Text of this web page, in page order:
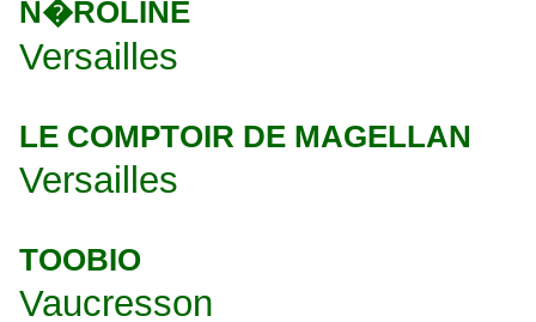
N�ROLINE
Versailles
LE COMPTOIR DE MAGELLAN
Versailles
TOOBIO
Vaucresson